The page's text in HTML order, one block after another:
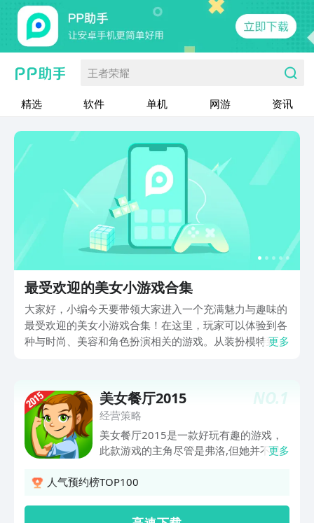
王者荣耀
精选 软件 单机 网游 资讯
最受欢迎的美女小游戏合集
大家好，小编今天要带领大家进入一个充满魅力与趣味的
最受欢迎的美女小游戏合集！在这里，玩家可以体验到各
种与时尚、美容和角色扮演相关的游戏。从装扮模特到经
更多
NO.1
美女餐厅2015
经营策略
美女餐厅2015是一款好玩有趣的游戏，
此款游戏的主角尽管是弗洛,但她并不是
租而努力工作,其实早已为后面的系列游
更多
人气预约榜TOP100